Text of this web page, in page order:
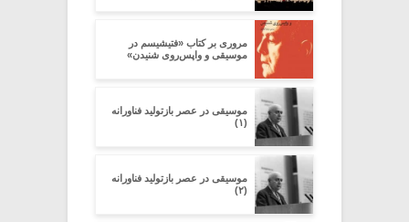
مروری بر کتاب «فتیشیسم در
موسیقی و واپس‌روی شنیدن»
موسیقی در عصر بازتولید فناورانه
(۱)
موسیقی در عصر بازتولید فناورانه
(۲)